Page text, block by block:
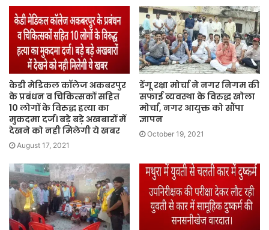
केडी मेडिकल कॉलेज अकबरपुर
के प्रबंधन व चिकित्सकों सहित
10 लोगों के विरुद्ध हत्या का
मुकदमा दर्ज। बड़े बड़े अखबारों में
देखने को नही मिलेगी ये खबर
August 17, 2021
डेंगू रक्षा मोर्चा ने नगर निगम की
सफाई व्यवस्था के विरुद्ध खोला
मोर्चा, नगर आयुक्त को सौंपा
ज्ञापन
October 19, 2021